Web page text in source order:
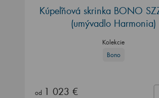
Kúpeľňová skrinka BONO
(umývadlo Harmonia)
Kolekcie
Bono
od 1 023 €